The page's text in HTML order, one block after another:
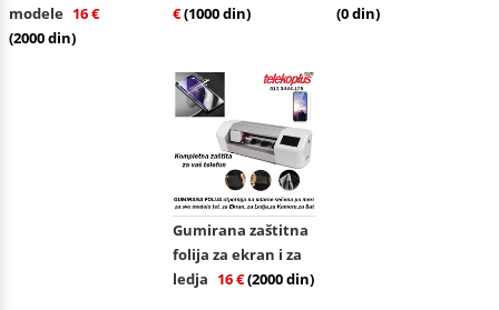
modele 16 €
(2000 din)
€(1000 din)
(0 din)
Gumirana zaštitna
folija za ekran i za
ledja 16 €(2000 din)